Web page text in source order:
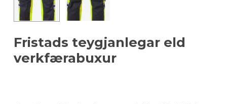
Fristads teygjanlegar eld
verkfærabuxur